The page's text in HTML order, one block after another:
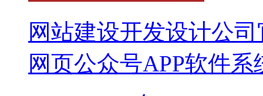
网站建设开发设计公
网页公众号APP软件